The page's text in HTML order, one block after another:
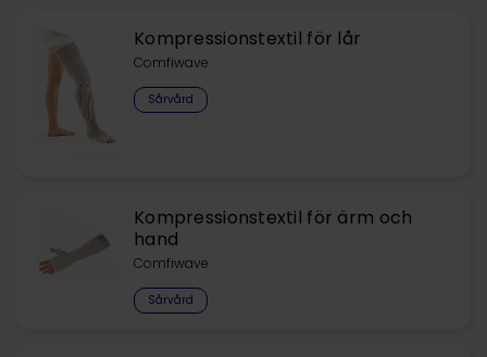
Kompressionstextil för lår
Comfiwave
Sårvård
Kompressionstextil för ärm och
hand
Comfiwave
Sårvård